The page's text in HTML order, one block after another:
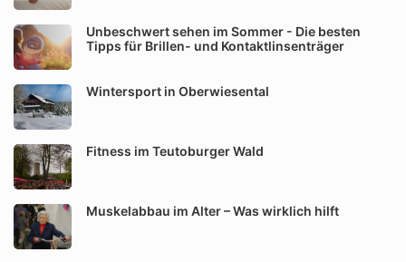
Unbeschwert sehen im Sommer - Die besten
Tipps für Brillen- und Kontaktlinsenträger
Wintersport in Oberwiesental
Fitness im Teutoburger Wald
Muskelabbau im Alter – Was wirklich hilft